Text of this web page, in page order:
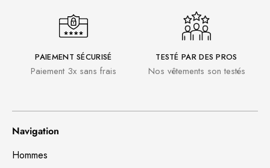
PAIEMENT SÉCURISÉ
Paiement 3x sans frais
TESTÉ PAR DES PROS
Nos vêtements son testés
Navigation
Hommes